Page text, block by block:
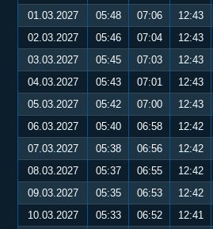
01.03.2027
05:48 07:06 12:43
02.03.2027
05:46 07:04 12:43
03.03.2027
05:45 07:03 12:43
04.03.2027
05:43 07:01 12:43
05.03.2027
05:42 07:00 12:43
06.03.2027
05:40 06:58 12:42
07.03.2027
05:38 06:56 12:42
08.03.2027
05:37 06:55 12:42
09.03.2027
05:35 06:53 12:42
10.03.2027
05:33 06:52 12:41